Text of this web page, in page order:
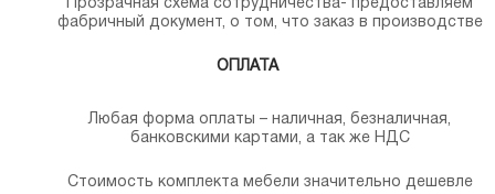
Прозрачная схема сотрудничества- предоставляем
фабричный документ, о том, что заказ в производстве
ОПЛАТА
Любая форма оплаты – наличная, безналичная,
банковскими картами, а так же НДС
Стоимость комплекта мебели значительно дешевле